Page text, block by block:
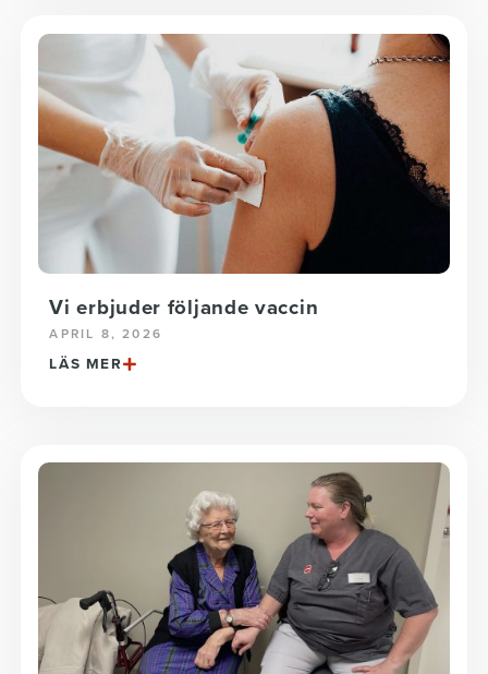
Vi erbjuder följande vaccin
APRIL 8, 2026
LÄS MER